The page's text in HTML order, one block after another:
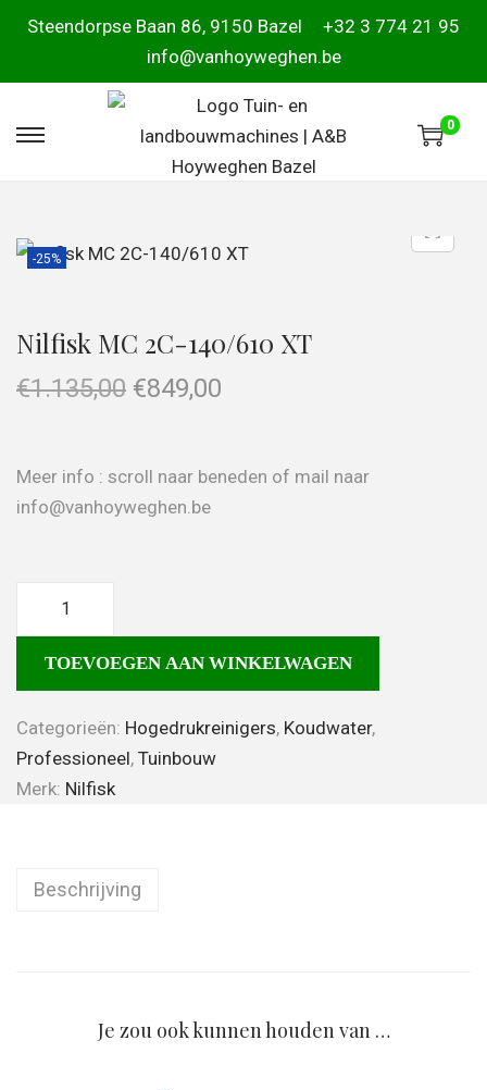
Steendorpse Baan 86, 9150 Bazel
+32 3 774 21 95
info@vanhoyweghen.be
0
-25%
Nilfisk MC 2C-140/610 XT
€1.135,00 €849,00
Meer info : scroll naar beneden of mail naar
info@vanhoyweghen.be
TOEVOEGEN AAN WINKELWAGEN
Categorieën: Hogedrukreinigers, Koudwater,
Professioneel, Tuinbouw
Merk: Nilfisk
Beschrijving
Je zou ook kunnen houden van …